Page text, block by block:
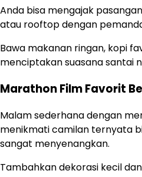
Anda bisa mengajak
atau rooftop dengan
Bawa makanan ringan, kopi
menciptakan suasana santai
Marathon Film Favorit
Malam sederhana dengan
menikmati camilan ternyata
sangat menyenangkan.
Tambahkan dekorasi kecil